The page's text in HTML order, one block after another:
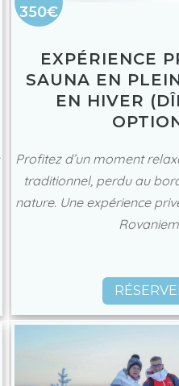
350€
EXPÉRIENCE
SAUNA EN
EN HIVER
Profitez d’un moment
traditionnel, perdu au
nature. Une expérience